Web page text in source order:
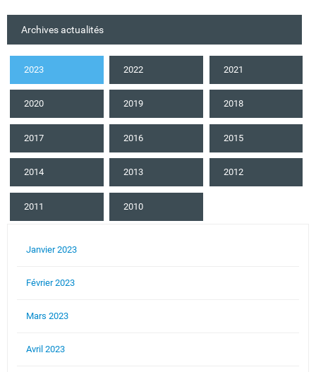
Archives actualités
2023 2022 2021
2020 2019 2018
2017 2016 2015
2014 2013 2012
2011 2010
Janvier 2023
Février 2023
Mars 2023
Avril 2023